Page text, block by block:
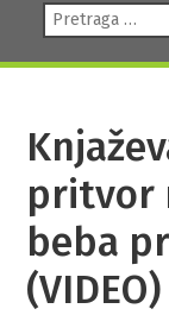
Pretraga:
pritvor
beba
(VIDEO)